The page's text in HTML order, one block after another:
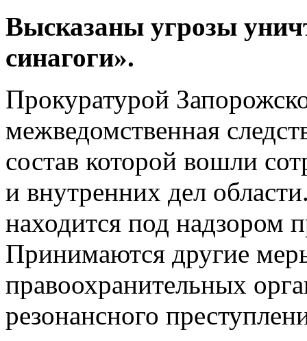
Высказаны угрозы
синагоги».
Прокуратурой
межведомственная
состав которой вошли
и внутренних дел
находится под надзором
Принимаются другие
правоохранительных
резонансного